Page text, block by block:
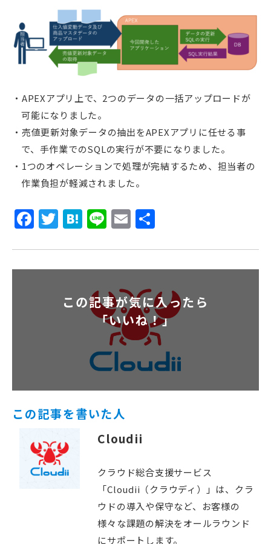
APEXアプリ上で、2つのデータの一括アップロードが
可能になりました。
売値更新対象データの抽出をAPEXアプリに任せる事
で、手作業でのSQLの実行が不要になりました。
1つのオペレーションで処理が完結するため、担当者の
作業負担が軽減されました。
Facebook
Twitter
Hatena
LineEmail
この記事が気に入ったら
「いいね！」
この記事を書いた人
Cloudii
クラウド総合支援サービス
「Cloudii（クラウディ）」は、クラ
ウドの導入や保守など、お客様の
様々な課題の解決をオールラウンド
にサポートします。